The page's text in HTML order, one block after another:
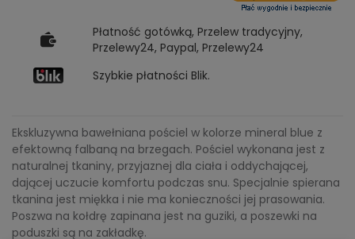
Płatność gotówką, Przelew tradycyjny,
Przelewy24, Paypal, Przelewy24
Szybkie płatności Blik.
Ekskluzywna bawełniana pościel w kolorze mineral blue z
efektowną falbaną na brzegach. Pościel wykonana jest z
naturalnej tkaniny, przyjaznej dla ciała i oddychającej,
dającej uczucie komfortu podczas snu. Specjalnie spierana
tkanina jest miękka i nie ma konieczności jej prasowania.
Poszwa na kołdrę zapinana jest na guziki, a poszewki na
poduszki są na zakładkę.